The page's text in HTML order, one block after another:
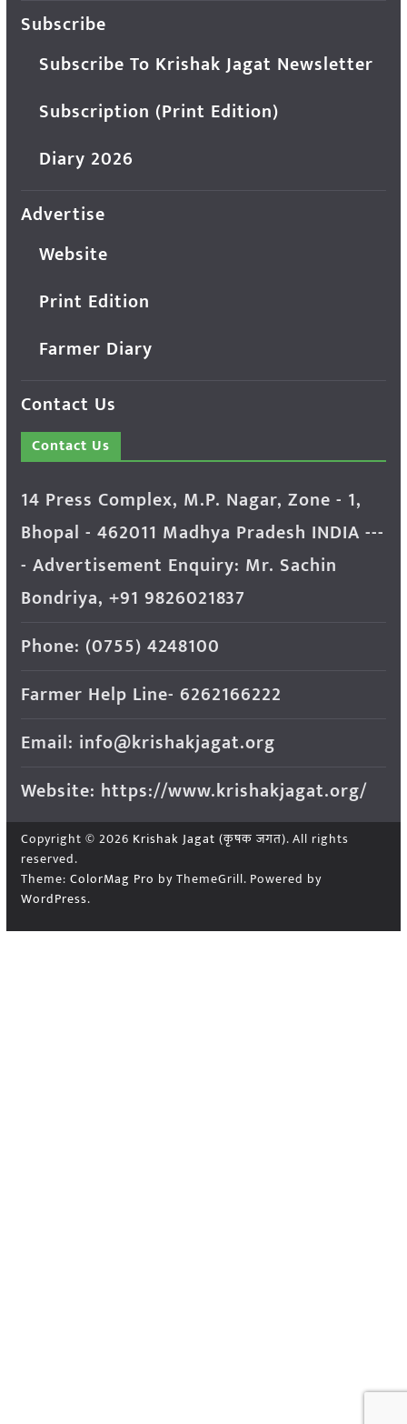
Subscribe
Subscribe To Krishak Jagat Newsletter
Subscription (Print Edition)
Diary 2026
Advertise
Website
Print Edition
Farmer Diary
Contact Us
Contact Us
14 Press Complex, M.P. Nagar, Zone - 1,
Bhopal - 462011 Madhya Pradesh INDIA ---
- Advertisement Enquiry: Mr. Sachin
Bondriya, +91 9826021837
Phone: (0755) 4248100
Farmer Help Line- 6262166222
Email: info@krishakjagat.org
Website: https://www.krishakjagat.org/
Copyright © 2026 Krishak Jagat (कृषक जगत). All rights
reserved.
Theme: ColorMag Pro by ThemeGrill. Powered by
WordPress.